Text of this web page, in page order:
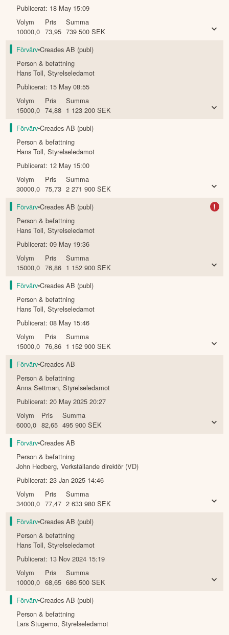
Publicerat: 18 May 15:09
Volym
10000,0
Pris
73,95
Summa
739 500 SEK
Förvärv•Creades AB (publ)
Person & befattning
Hans Toll,Styrelseledamot
Publicerat: 15 May 08:55
Volym
15000,0
Pris
74,88
Summa
1 123 200 SEK
Förvärv•Creades AB (publ)
Person & befattning
Hans Toll,Styrelseledamot
Publicerat: 12 May 15:00
Volym
30000,0
Pris
75,73
Summa
2 271 900 SEK
Förvärv•Creades AB (publ) !
Person & befattning
Hans Toll,Styrelseledamot
Publicerat:09 May 19:36
Volym
15000,0
Pris
76,86
Summa
1 152 900 SEK
Förvärv•Creades AB (publ)
Person & befattning
Hans Toll,Styrelseledamot
Publicerat:08 May 15:46
Volym
15000,0
Pris
76,86
Summa
1 152 900 SEK
Förvärv•Creades AB
Person & befattning
Anna Settman,Styrelseledamot
Publicerat:20 May 2025 20:27
Volym
6000,0
Pris
82,65
Summa
495 900 SEK
Förvärv•Creades AB
Person & befattning
John Hedberg,Verkställande direktör (VD)
Publicerat:23 Jan 2025 14:46
Volym
34000,0
Pris
77,47
Summa
2 633 980 SEK
Förvärv•Creades AB (publ)
Person & befattning
Hans Toll,Styrelseledamot
Publicerat: 13 Nov 2024 15:19
Volym
10000,0
Pris
68,65
Summa
686 500 SEK
Förvärv•Creades AB (publ)
Person & befattning
Lars Stugemo,Styrelseledamot